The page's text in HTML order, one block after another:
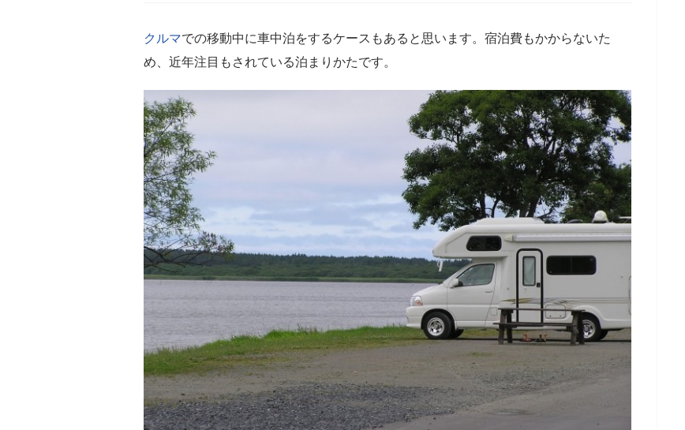
クルマでの移動中に車中泊をするケースもあると思います。宿泊費もかからないた
め、近年注目もされている泊まりかたです。